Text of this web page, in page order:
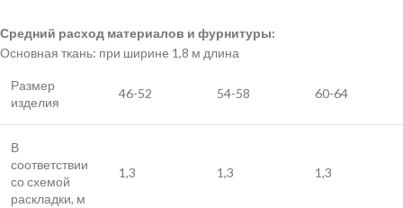
Средний расход материалов и фурнитуры:
Основная ткань: при ширине 1,8 м длина
Размер
изделия
46-52 54-58 60-64
В
соответствии
со схемой
раскладки, м
1,3 1,3 1,3